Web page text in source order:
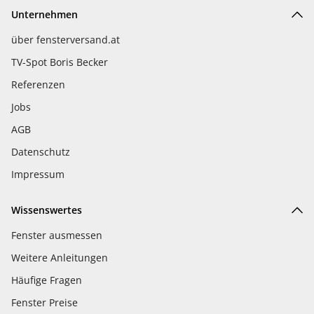
Unternehmen
über fensterversand.at
TV-Spot Boris Becker
Referenzen
Jobs
AGB
Datenschutz
Impressum
Wissenswertes
Fenster ausmessen
Weitere Anleitungen
Häufige Fragen
Fenster Preise